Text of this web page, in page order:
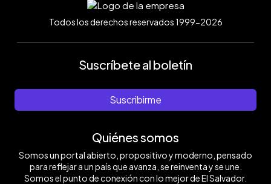
Todos los derechos reservados 1999-2026
Suscríbete al boletín
Suscribirme
Quiénes somos
Somos un portal abierto, propositivo y moderno, pensado
para reflejar a un país que avanza, se reinventa y se une.
Somos el punto de conexión con lo mejor de El Salvador.